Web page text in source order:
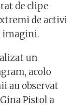
de clipe
de activi
imagini.
un
acolo
au observat
Pistol a